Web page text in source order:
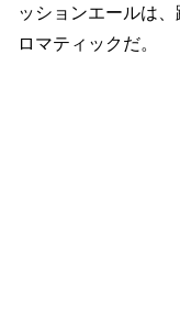
ッションエールは
ロマティックだ。